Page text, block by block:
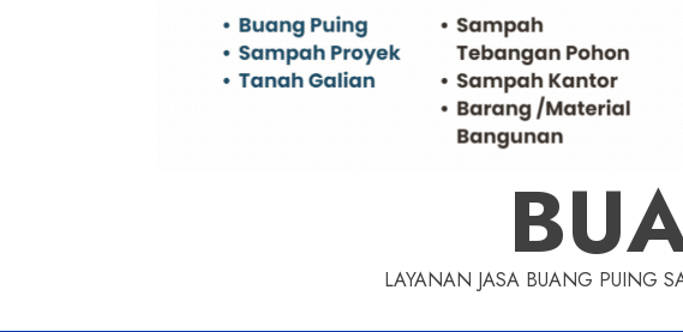
LAYANAN JASA BUANG PUING